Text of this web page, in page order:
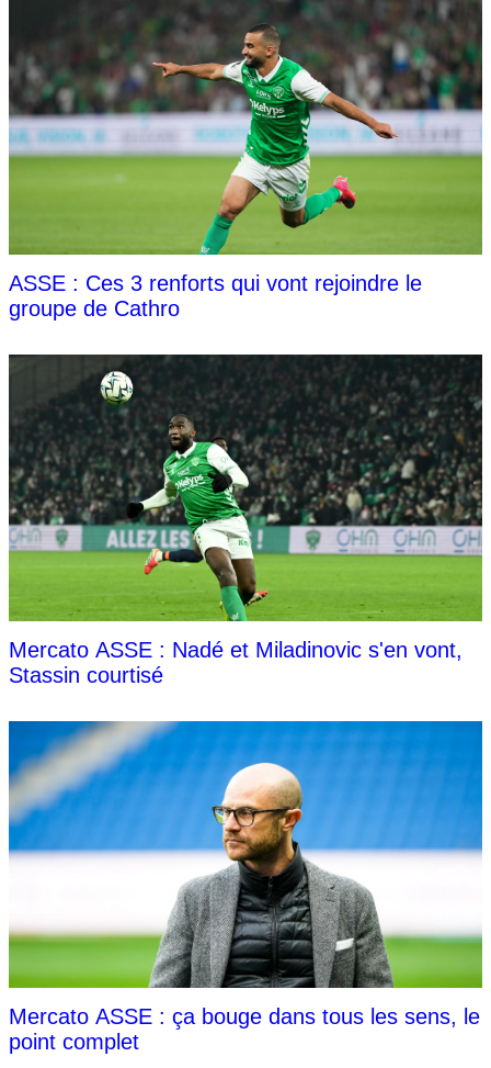
ASSE : Ces 3 renforts qui vont rejoindre le
groupe de Cathro
Mercato ASSE : Nadé et Miladinovic s'en vont,
Stassin courtisé
Mercato ASSE : ça bouge dans tous les sens, le
point complet